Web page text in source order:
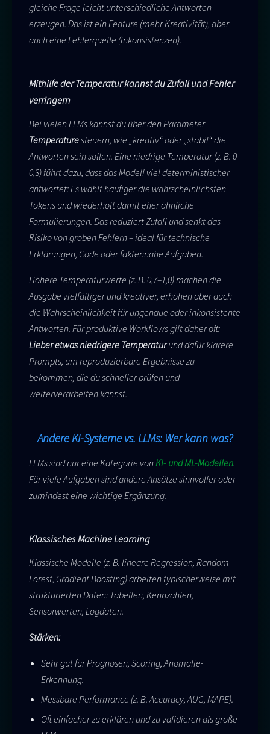
gleiche Frage leicht unterschiedliche Antworten
erzeugen. Das ist ein Feature (mehr Kreativität), aber
auch eine Fehlerquelle (Inkonsistenzen).
Mithilfe der Temperatur kannst du Zufall und Fehler
verringern
Bei vielen LLMs kannst du über den Parameter
Temperaturesteuern, wie „kreativ“ oder „stabil“ die
Antworten sein sollen. Eine niedrige Temperatur (z. B. 0–
0,3) führt dazu, dass das Modell viel deterministischer
antwortet: Es wählt häufiger die wahrscheinlichsten
Tokens und wiederholt damit eher ähnliche
Formulierungen. Das reduziert Zufall und senkt das
Risiko von groben Fehlern – ideal für technische
Erklärungen, Code oder faktennahe Aufgaben.
Höhere Temperaturwerte (z. B. 0,7–1,0) machen die
Ausgabe vielfältiger und kreativer, erhöhen aber auch
die Wahrscheinlichkeit für ungenaue oder inkonsistente
Antworten. Für produktive Workflows gilt daher oft:
Lieber etwas niedrigere Temperaturund dafür klarere
Prompts, um reproduzierbare Ergebnisse zu
bekommen, die du schneller prüfen und
weiterverarbeiten kannst.
Andere KI-Systeme vs. LLMs: Wer kann was?
LLMs sind nur eine Kategorie von KI- und ML-Modellen.
Für viele Aufgaben sind andere Ansätze sinnvoller oder
zumindest eine wichtige Ergänzung.
Klassisches Machine Learning
Klassische Modelle (z. B. lineare Regression, Random
Forest, Gradient Boosting) arbeiten typischerweise mit
strukturierten Daten: Tabellen, Kennzahlen,
Sensorwerten, Logdaten.
Stärken:
Sehr gut für Prognosen, Scoring, Anomalie-
Erkennung.
Messbare Performance (z. B. Accuracy, AUC, MAPE).
Oft einfacher zu erklären und zu validieren als große